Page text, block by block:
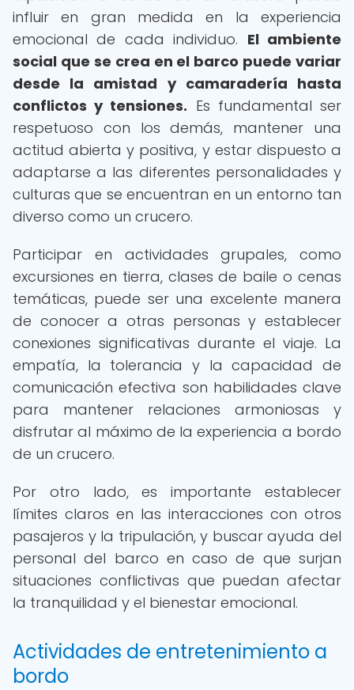
influir en gran medida en la experiencia
emocional de cada individuo. El ambiente
social que se crea en el barco puede variar
desde la amistad y camaradería hasta
conflictos y tensiones. Es fundamental ser
respetuoso con los demás, mantener una
actitud abierta y positiva, y estar dispuesto a
adaptarse a las diferentes personalidades y
culturas que se encuentran en un entorno tan
diverso como un crucero.
Participar en actividades grupales, como
excursiones en tierra, clases de baile o cenas
temáticas, puede ser una excelente manera
de conocer a otras personas y establecer
conexiones significativas durante el viaje. La
empatía, la tolerancia y la capacidad de
comunicación efectiva son habilidades clave
para mantener relaciones armoniosas y
disfrutar al máximo de la experiencia a bordo
de un crucero.
Por otro lado, es importante establecer
límites claros en las interacciones con otros
pasajeros y la tripulación, y buscar ayuda del
personal del barco en caso de que surjan
situaciones conflictivas que puedan afectar
la tranquilidad y el bienestar emocional.
Actividades de entretenimiento a
bordo